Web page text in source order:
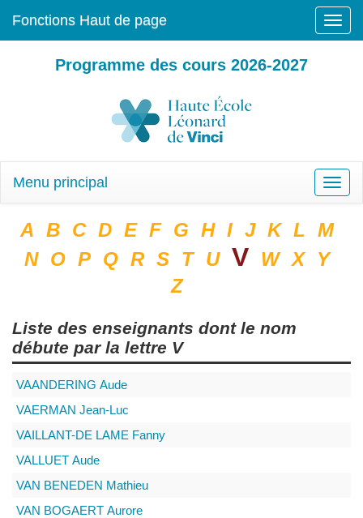
Toggle
Fonctions Haut de page
Programme des cours 2026-2027
Toggle
Menu principal
A B C D E F G H I J K L M
N
O P Q R S T U V W X
Y
Z
Liste des enseignants dont le nom
débute par la lettre V
VAANDERING Aude
VAERMAN Jean-Luc
VAILLANT-DE LAME Fanny
VALLUET Aude
VAN BENEDEN Mathieu
VAN BOGAERT Aurore